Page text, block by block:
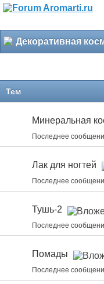
Декоративная
Тем
Минеральная
Последнее
Лак для ногтей
Последнее
Тушь-2
Последнее
Помады
Последнее